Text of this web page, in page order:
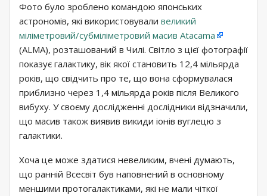
Фото було зроблено командою японських
астрономів, які використовували великий
міліметровий/субміліметровий масив Atacama
(ALMA), розташований в Чилі. Світло з цієї фотографії
показує галактику, вік якої становить 12,4 мільярда
років, що свідчить про те, що вона сформувалася
приблизно через 1,4 мільярда років після Великого
вибуху. У своєму дослідженні дослідники відзначили,
що масив також виявив викиди іонів вуглецю з
галактики.
Хоча це може здатися невеликим, вчені думають,
що ранній Всесвіт був наповнений в основному
меншими протогалактиками, які не мали чіткої